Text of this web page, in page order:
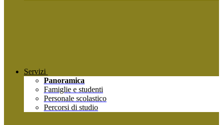
Servizi
Panoramica
Famiglie e studenti
Personale scolastico
Percorsi di studio